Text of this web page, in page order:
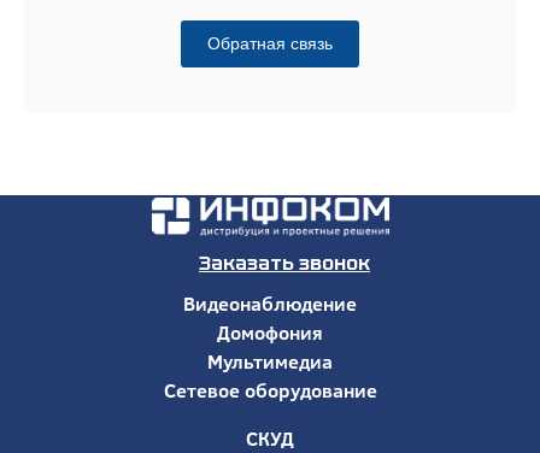
Обратная связь
Заказать звонок
Видеонаблюдение
Домофония
Мультимедиа
Сетевое оборудование
СКУД